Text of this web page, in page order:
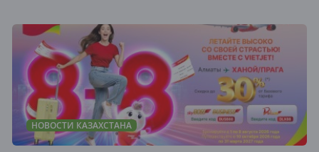
НОВОСТИ КАЗАХСТАНА